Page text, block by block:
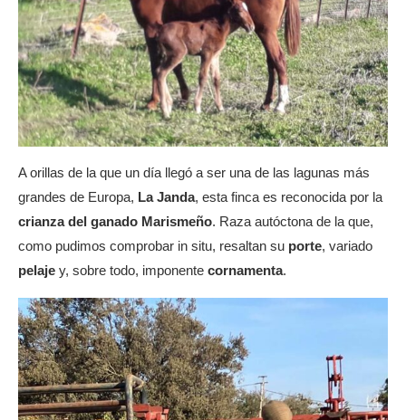
A orillas de la que un día llegó a ser una de las lagunas más
grandes de Europa, La Janda, esta finca es reconocida por la
crianza del ganado Marismeño. Raza autóctona de la que,
como pudimos comprobar in situ, resaltan su porte, variado
pelaje y, sobre todo, imponente cornamenta.